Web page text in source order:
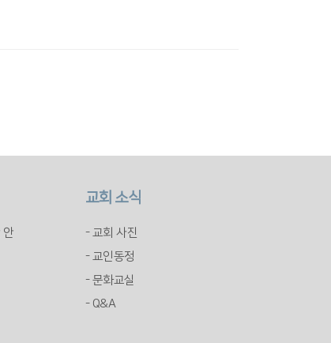
안
교회 소식
- 교회 사진
- 교인동정
- 문화교실
- Q&A